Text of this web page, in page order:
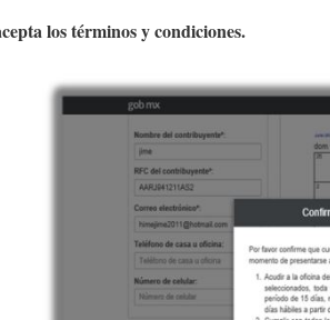
los términos y condiciones.